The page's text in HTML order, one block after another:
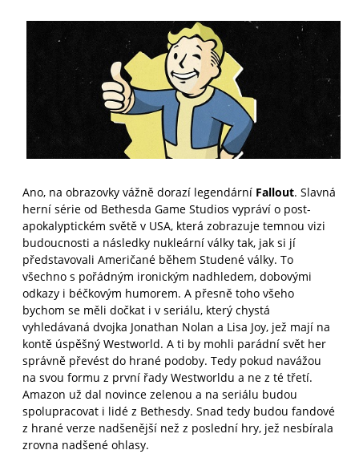
Ano, na obrazovky vážně dorazí legendární Fallout. Slavná
herní série od Bethesda Game Studios vypráví o post-
apokalyptickém světě v USA, která zobrazuje temnou vizi
budoucnosti a následky nukleární války tak, jak si jí
představovali Američané během Studené války. To
všechno s pořádným ironickým nadhledem, dobovými
odkazy i béčkovým humorem. A přesně toho všeho
bychom se měli dočkat i v seriálu, který chystá
vyhledávaná dvojka Jonathan Nolan a Lisa Joy, jež mají na
kontě úspěšný Westworld. A ti by mohli parádní svět her
správně převést do hrané podoby. Tedy pokud navážou
na svou formu z první řady Westworldu a ne z té třetí.
Amazon už dal novince zelenou a na seriálu budou
spolupracovat i lidé z Bethesdy. Snad tedy budou fandové
z hrané verze nadšenější než z poslední hry, jež nesbírala
zrovna nadšené ohlasy.